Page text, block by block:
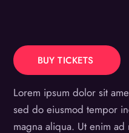
BUY TICKETS
Lorem ipsum dolor sit
sed do eiusmod tempor
magna aliqua. Ut enim